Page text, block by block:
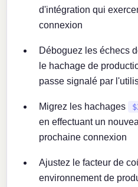
d'intégration qui
connexion
Déboguez les échecs
le hachage de
passe signalé par
Migrez les hachages
en effectuant un
prochaine connexion
Ajustez le facteur de
environnement de